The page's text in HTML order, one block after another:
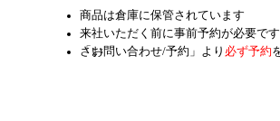
商品は倉庫に保管されています
来社いただく前に事前予約が必要です
「お問い合わせ/予約」より必ず予約
をしてください